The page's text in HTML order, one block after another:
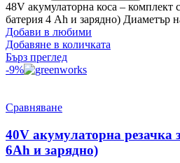
48V акумулаторна коса – комплект
батерия 4 Ah и зарядно) Диаметър
Добави в любими
Добавяне в количката
Бърз преглед
-9%
Сравняване
40V акумулаторна резачка
6Аh и зарядно)